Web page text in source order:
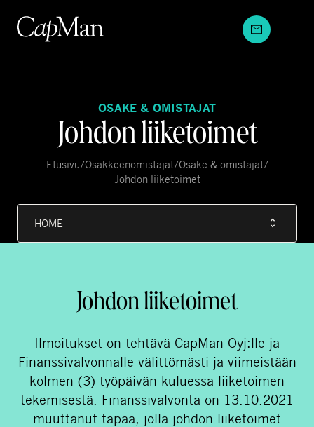
sisältöön
OSAKE & OMISTAJAT
Johdon liiketoimet
Etusivu/Osakkeenomistajat/Osake & omistajat/
Johdon liiketoimet
HOME
Johdon liiketoimet
Ilmoitukset on tehtävä CapMan Oyj:lle ja
Finanssivalvonnalle välittömästi ja viimeistään
kolmen (3) työpäivän kuluessa liiketoimen
tekemisestä. Finanssivalvonta on 13.10.2021
muuttanut tapaa, jolla johdon liiketoimet